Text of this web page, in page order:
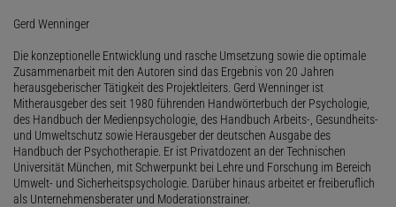
Gerd Wenninger
Die konzeptionelle Entwicklung und rasche Umsetzung sowie die optimale
Zusammenarbeit mit den Autoren sind das Ergebnis von 20 Jahren
herausgeberischer Tätigkeit des Projektleiters. Gerd Wenninger ist
Mitherausgeber des seit 1980 führenden Handwörterbuch der Psychologie,
des Handbuch der Medienpsychologie, des Handbuch Arbeits-, Gesundheits-
und Umweltschutz sowie Herausgeber der deutschen Ausgabe des
Handbuch der Psychotherapie. Er ist Privatdozent an der Technischen
Universität München, mit Schwerpunkt bei Lehre und Forschung im Bereich
Umwelt- und Sicherheitspsychologie. Darüber hinaus arbeitet er freiberuflich
als Unternehmensberater und Moderationstrainer.